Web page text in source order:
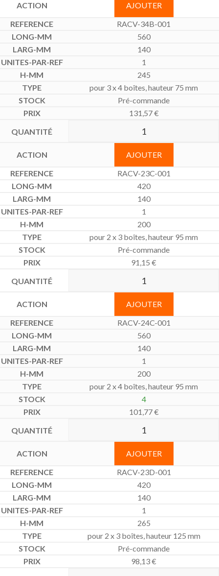
AJOUTER
RACV-34B-001
560
140
1
245
pour 3 x 4 boîtes, hauteur 75 mm
Pré-commande
131,57€
AJOUTER
RACV-23C-001
420
140
1
200
pour 2 x 3 boîtes, hauteur 95 mm
Pré-commande
91,15 €
AJOUTER
RACV-24C-001
560
140
1
200
pour 2 x 4 boîtes, hauteur 95 mm
4
101,77€
AJOUTER
RACV-23D-001
420
140
1
265
pour 2 x 3 boîtes, hauteur 125 mm
Pré-commande
98,13€